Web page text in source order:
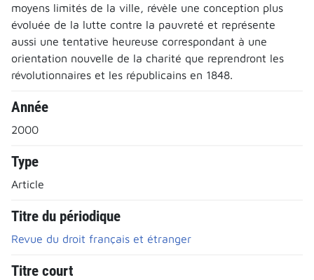
moyens limités de la ville, révèle une conception plus
évoluée de la lutte contre la pauvreté et représente
aussi une tentative heureuse correspondant à une
orientation nouvelle de la charité que reprendront les
révolutionnaires et les républicains en 1848.
Année
2000
Type
Article
Titre du périodique
Revue du droit français et étranger
Titre court